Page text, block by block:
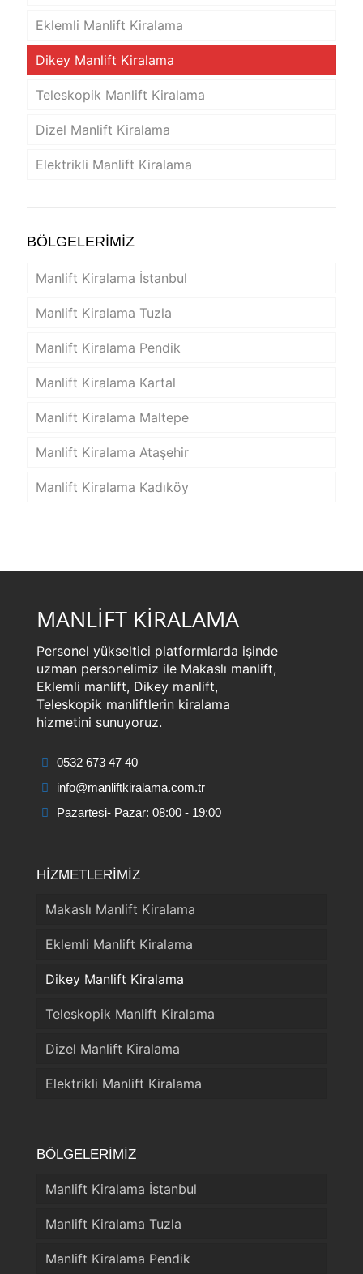
Eklemli Manlift Kiralama
Dikey Manlift Kiralama
Teleskopik Manlift Kiralama
Dizel Manlift Kiralama
Elektrikli Manlift Kiralama
BÖLGELERİMİZ
Manlift Kiralama İstanbul
Manlift Kiralama Tuzla
Manlift Kiralama Pendik
Manlift Kiralama Kartal
Manlift Kiralama Maltepe
Manlift Kiralama Ataşehir
Manlift Kiralama Kadıköy
MANLİFT KİRALAMA
Personel yükseltici platformlarda işinde
uzman personelimiz ile Makaslı manlift,
Eklemli manlift, Dikey manlift,
Teleskopik manliftlerin kiralama
hizmetini sunuyoruz.
0532 673 47 40
info@manliftkiralama.com.tr
Pazartesi- Pazar: 08:00 - 19:00
HİZMETLERİMİZ
Makaslı Manlift Kiralama
Eklemli Manlift Kiralama
Dikey Manlift Kiralama
Teleskopik Manlift Kiralama
Dizel Manlift Kiralama
Elektrikli Manlift Kiralama
BÖLGELERİMİZ
Manlift Kiralama İstanbul
Manlift Kiralama Tuzla
Manlift Kiralama Pendik